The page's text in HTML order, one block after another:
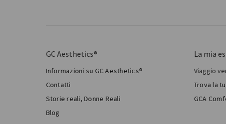
GC Aesthetics®
Informazioni su GC Aesthetics®
Contatti
Storie reali, Donne Reali
Blog
La mia
Viaggio
Il mio
Total
Trova la
GCA